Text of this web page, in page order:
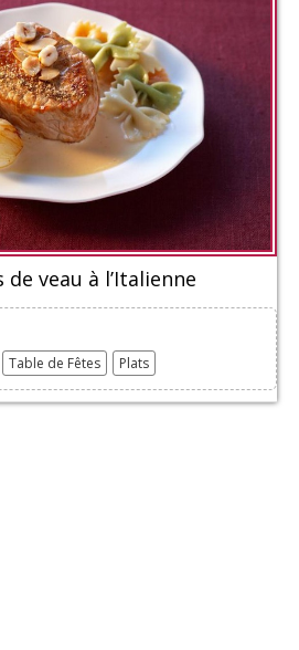
de veau à l’Italienne
Table de Fêtes Plats